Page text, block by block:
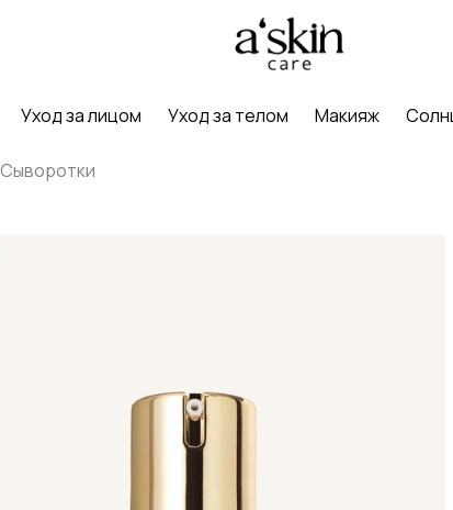
Уход за лицом Уход за телом Макияж
Сыворотки